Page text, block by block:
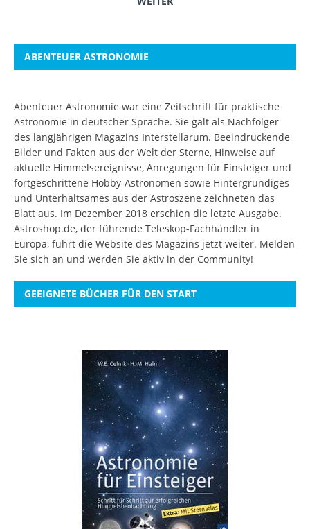
ABENTEUER ASTRONOMIE
Abenteuer Astronomie war eine Zeitschrift für praktische
Astronomie in deutscher Sprache. Sie galt als Nachfolger
des langjährigen Magazins Interstellarum. Beeindruckende
Bilder und Fakten aus der Welt der Sterne, Hinweise auf
aktuelle Himmelsereignisse, Anregungen für Einsteiger und
fortgeschrittene Hobby-Astronomen sowie Hintergründiges
und Unterhaltsames aus der Astroszene zeichneten das
Blatt aus. Im Dezember 2018 erschien die letzte Ausgabe.
Astroshop.de, der führende Teleskop-Fachhändler in
Europa, führt die Website des Magazins jetzt weiter. Melden
Sie sich an und werden Sie aktiv in der Community!
GEEIGNETE BÜCHER FÜR DEN START